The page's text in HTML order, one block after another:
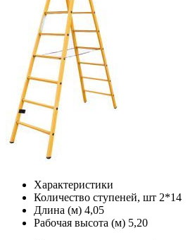
Характеристики
Количество ступеней, шт 2*14
Длина (м) 4,05
Рабочая высота (м) 5,20